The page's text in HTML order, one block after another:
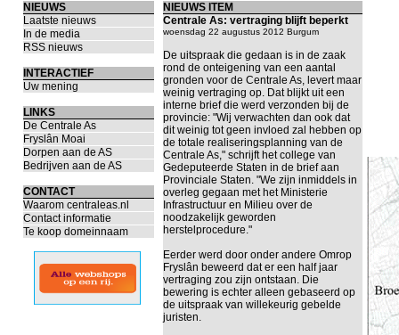
NIEUWS
Laatste nieuws
In de media
RSS nieuws
INTERACTIEF
Uw mening
LINKS
De Centrale As
Fryslân Moai
Dorpen aan de AS
Bedrijven aan de AS
CONTACT
Waarom centraleas.nl
Contact informatie
Te koop domeinnaam
NIEUWS ITEM
Centrale As: vertraging blijft beperkt
woensdag 22 augustus 2012 Burgum
De uitspraak die gedaan is in de zaak
rond de onteigening van een aantal
gronden voor de Centrale As, levert maar
weinig vertraging op. Dat blijkt uit een
interne brief die werd verzonden bij de
provincie: "Wij verwachten dan ook dat
dit weinig tot geen invloed zal hebben op
de totale realiseringsplanning van de
Centrale As," schrijft het college van
Gedeputeerde Staten in de brief aan
Provinciale Staten. "We zijn inmiddels in
overleg gegaan met het Ministerie
Infrastructuur en Milieu over de
noodzakelijk geworden
herstelprocedure."
Eerder werd door onder andere Omrop
Fryslân beweerd dat er een half jaar
vertraging zou zijn ontstaan. Die
bewering is echter alleen gebaseerd op
de uitspraak van willekeurig gebelde
juristen.